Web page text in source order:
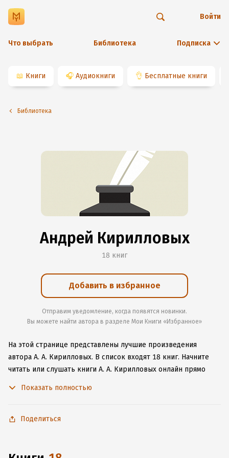
Что выбрать Библиотека Подписка
Войти
📖 Книги 🎧 Аудиокниги 👌 Бесплатные книги
Библиотека
Андрей Кирилловых
18 книг
Добавить в избранное
Отправим уведомление, когда появятся новинки.
Вы можете найти автора в разделе Мои Книги «Избранное»
На этой странице представлены лучшие произведения
автора А. А. Кирилловых. В список входят 18 книг. Начните
читать или слушать книги А. А. Кирилловых онлайн прямо
Показать полностью
Поделиться